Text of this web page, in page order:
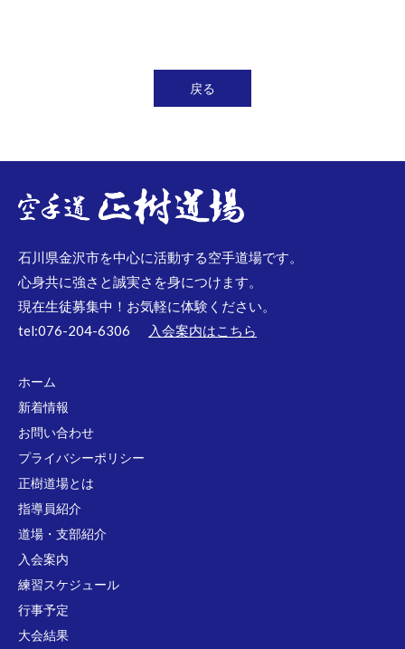
戻る
石川県金沢市を中心に活動する空手道場です。
心身共に強さと誠実さを身につけます。
現在生徒募集中！お気軽に体験ください。
tel:076-204-6306
入会案内はこちら
ホーム
新着情報
お問い合わせ
プライバシーポリシー
正樹道場とは
指導員紹介
道場・支部紹介
入会案内
練習スケジュール
行事予定
大会結果